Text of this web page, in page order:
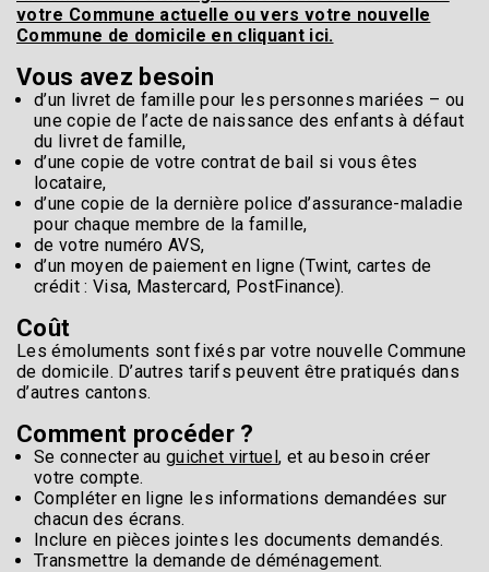
votre Commune actuelle ou vers votre nouvelle
Commune de domicile en cliquant ici.
Vous avez besoin
d’un livret de famille pour les personnes mariées – ou
une copie de l’acte de naissance des enfants à défaut
du livret de famille,
d’une copie de votre contrat de bail si vous êtes
locataire,
d’une copie de la dernière police d’assurance-maladie
pour chaque membre de la famille,
de votre numéro AVS,
d’un moyen de paiement en ligne (Twint, cartes de
crédit : Visa, Mastercard, PostFinance).
Coût
Les émoluments sont fixés par votre nouvelle Commune
de domicile. D’autres tarifs peuvent être pratiqués dans
d’autres cantons.
Comment procéder ?
Se connecter auguichet virtuel, et au besoin créer
votre compte.
Compléter en ligne les informations demandées sur
chacun des écrans.
Inclure en pièces jointes les documents demandés.
Transmettre la demande de déménagement.